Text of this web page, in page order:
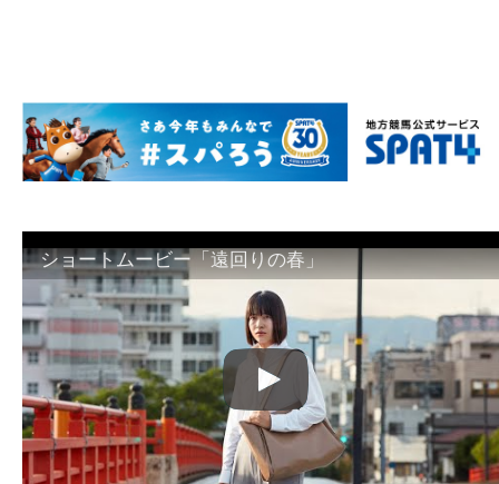
ショートムービー「遠回りの春」